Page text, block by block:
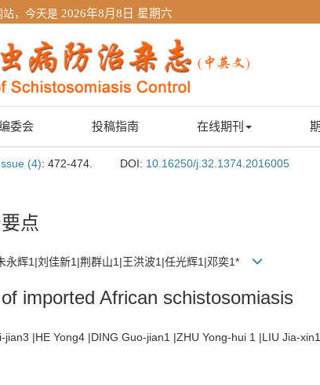
站，今天是 2026年8月8日 星期六
委会 投稿指南 在线期刊
(4): 472-474. DOI: 10.16250/j.32.1374.2016005
点
永辉1|刘佳新1|荆群山1|王洪波1|任光辉1|邓奕1*
imported African schistosomiasis
|HE Yong4 |DING Guo-jian1 |ZHU Yong-hui 1 |LIU Jia-